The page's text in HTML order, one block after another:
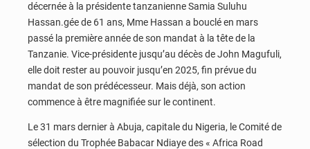
décernée à la présidente tanzanienne Samia Suluhu
Hassan.gée de 61 ans, Mme Hassan a bouclé en mars
passé la première année de son mandat à la tête de la
Tanzanie. Vice-présidente jusqu’au décès de John Magufuli,
elle doit rester au pouvoir jusqu’en 2025, fin prévue du
mandat de son prédécesseur. Mais déjà, son action
commence à être magnifiée sur le continent.
Le 31 mars dernier à Abuja, capitale du Nigeria, le Comité de
sélection du Trophée Babacar Ndiaye des « Africa Road